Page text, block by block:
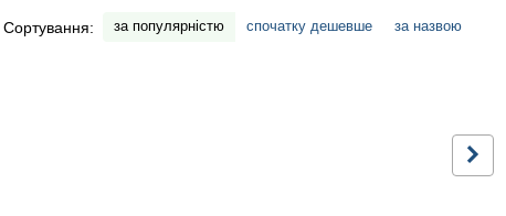
Сортування: за популярністю спочатку дешевше за назвою